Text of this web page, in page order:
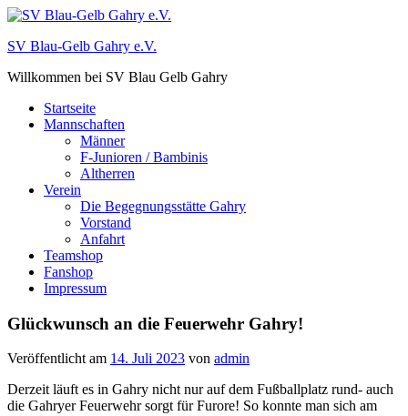
Zum
springen
SV Blau-Gelb Gahry e.V.
Willkommen bei SV Blau Gelb Gahry
Startseite
Mannschaften
Männer
F-Junioren / Bambinis
Altherren
Verein
Die Begegnungsstätte Gahry
Vorstand
Anfahrt
Teamshop
Fanshop
Impressum
Glückwunsch an die Feuerwehr Gahry!
Veröffentlicht am 14. Juli 2023 von admin
Derzeit läuft es in Gahry nicht nur auf dem Fußballplatz rund- auch
die Gahryer Feuerwehr sorgt für Furore! So konnte man sich am